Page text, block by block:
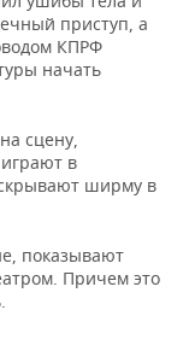
приступ, а
КПРФ
начать
сцену,
в
ширму в
показывают
Причем это